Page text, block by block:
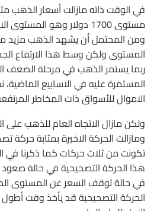
في الوقت ذاته مازالت أسعار الذهب
مستوى 1700 دولار وهو
ومن المحتمل أن يشهد الذهب مزيد
المستوى ولكن وسط هذا الارتفاع
ربما يستمر الذهب في مرحلة الضعف
المستمرة عليه في الاسابيع الماضية،
الاموال للأسواق ذات المخاطر
ولكن مازال الاتجاه العام للذهب
ومازالت الحركة الاخيرة بمثابة حركة
تكونت من ثلاث حركات كما ذكرنا في
هذا الحركة التصحيحية في حالة صعود
في حالة توقف السعر عن المستوى
الحركة التصحيحية قد يأخذ وقت